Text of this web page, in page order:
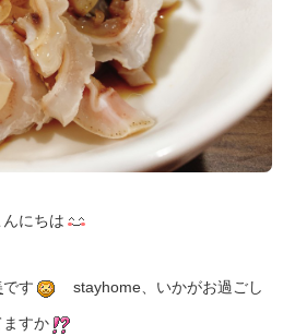
にちは
です stayhome、いかがお過ごし
すか